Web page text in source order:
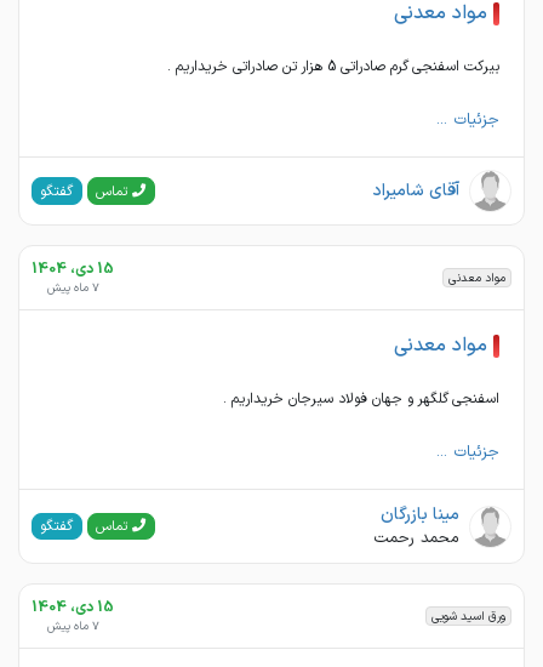
مواد معدنی
بیرکت اسفنجی گرم صادراتی 5 هزار تن صادراتی خریداریم .
جزئیات ...
آقای شامیراد تماس گفتگو
مواد معدنی 15 دی، 1404
7 ماه پیش
مواد معدنی
اسفنجی گلگهر و جهان فولاد سیرجان خریداریم .
جزئیات ...
مینا بازرگان
محمد رحمت تماس گفتگو
ورق اسید شویی 15 دی، 1404
7 ماه پیش